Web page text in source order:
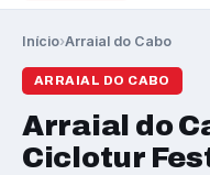
Início›Arraial do Cabo
ARRAIAL DO CABO
Arraial do
Ciclotur